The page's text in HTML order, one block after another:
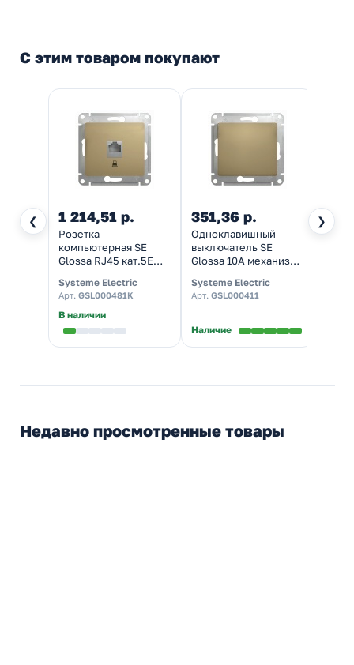
С этим товаром покупают
❮ ❯
1 214,51 р.
Розетка
компьютерная SE
Glossa RJ45 кат.5E
Systeme Electric
Арт. GSL000481K
В наличии
351,36 р.
Одноклавишный
выключатель SE
Glossa 10A механизм,
Systeme Electric
Арт. GSL000411
Наличие
Недавно просмотренные товары